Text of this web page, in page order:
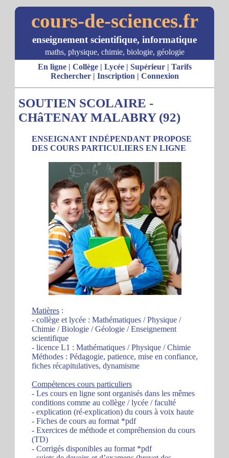
cours-de-sciences.fr
enseignement scientifique, informatique
maths, physique, chimie, biologie, géologie
En ligne| Collège| Lycée| Supérieur| Tarifs
Rechercher| Inscription | Connexion
SOUTIEN SCOLAIRE -
CHâTENAY MALABRY (92)
ENSEIGNANT INDÉPENDANT PROPOSE
DES COURS PARTICULIERS EN LIGNE
Matières :
- collège et lycée : Mathématiques / Physique /
Chimie / Biologie / Géologie / Enseignement
scientifique
- licence L1 : Mathématiques / Physique / Chimie
Méthodes : Pédagogie, patience, mise en confiance,
fiches récapitulatives, dynamisme
Compétences cours particuliers
- Les cours en ligne sont organisés dans les mêmes
conditions comme au collège / lycée / faculté
- explication (ré-explication) du cours à voix haute
- Fiches de cours au format *pdf
- Exercices de méthode et compréhension du cours
(TD)
- Corrigés disponibles au format *pdf